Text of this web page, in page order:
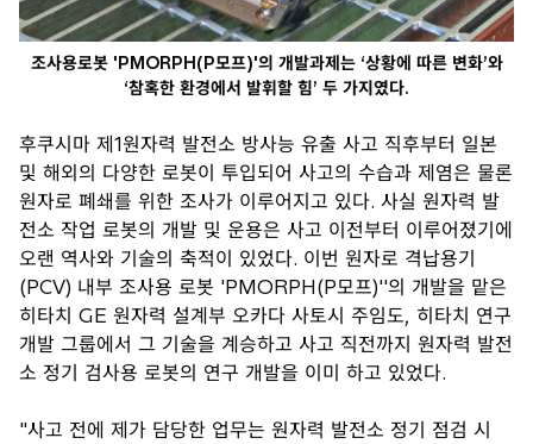
조사용로봇 'PMORPH(P모프)'의 개발과제는 ‘상황에 따른 변화’와
‘참혹한 환경에서 발휘할 힘’ 두 가지였다.
후쿠시마 제1원자력 발전소 방사능 유출 사고 직후부터 일본
및 해외의 다양한 로봇이 투입되어 사고의 수습과 제염은 물론
원자로 폐쇄를 위한 조사가 이루어지고 있다. 사실 원자력 발
전소 작업 로봇의 개발 및 운용은 사고 이전부터 이루어졌기에
오랜 역사와 기술의 축적이 있었다. 이번 원자로 격납용기
(PCV) 내부 조사용 로봇 'PMORPH(P모프)''의 개발을 맡은
히타치 GE 원자력 설계부 오카다 사토시 주임도, 히타치 연구
개발 그룹에서 그 기술을 계승하고 사고 직전까지 원자력 발전
소 정기 검사용 로봇의 연구 개발을 이미 하고 있었다.
"사고 전에 제가 담당한 업무는 원자력 발전소 정기 점검 시